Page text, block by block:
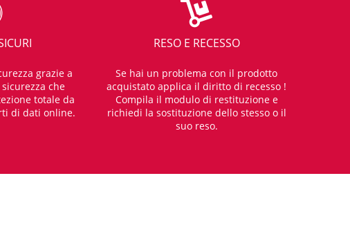
grazie a
che
totale da
di dati online.
RESO E RECESSO
Se hai un problema con il prodotto
acquistato applica il diritto di recesso !
Compila il modulo di restituzione e
richiedi la sostituzione dello stesso o il
suo reso.